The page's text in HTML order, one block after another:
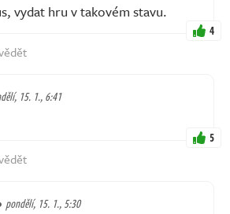
vydat hru v takovém stavu.
4
15. 1., 6:41
5
pondělí, 15. 1., 5:30